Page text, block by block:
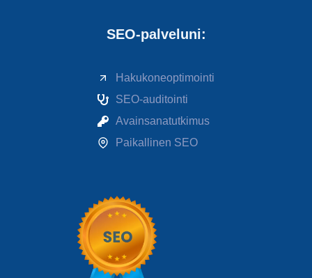
SEO-palveluni:
Hakukoneoptimointi
SEO-auditointi
Avainsanatutkimus
Paikallinen SEO